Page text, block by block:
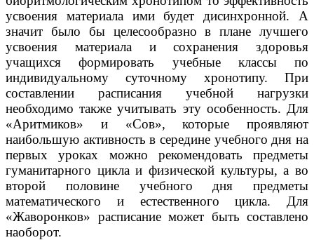
усвоения материала ими будет дисинхронной. А
значит было бы целесообразно в плане лучшего
усвоения материала и сохранения здоровья
учащихся формировать учебные классы по
индивидуальному суточному хронотипу. При
составлении расписания учебной нагрузки
необходимо также учитывать эту особенность. Для
«Аритмиков» и «Сов», которые проявляют
наибольшую активность в середине учебного дня на
первых уроках можно рекомендовать предметы
гуманитарного цикла и физической культуры, а во
второй половине учебного дня предметы
математического и естественного цикла. Для
«Жаворонков» расписание может быть составлено
наоборот.